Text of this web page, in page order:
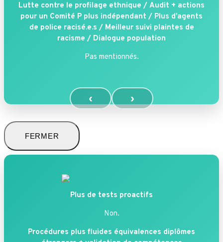
Lutte contre le profilage ethnique / Audit + actions
pour un Comité P plus indépendant / Plus d’agents
de police racisé.e.s / Meilleur suivi plaintes de
racisme / Dialogue population
Pas mentionnés.
‹ ›
FERMER
Plus de tests proactifs
Non.
Procédures plus fluides équivalences diplômes